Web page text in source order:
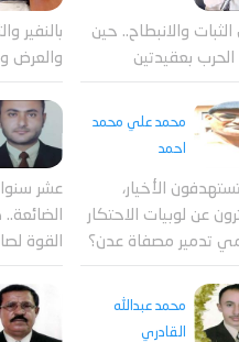
الثبات والانبطاح.. حين
بعقيدتين
بالنفير
والعرض
محمد علي محمد
احمد
الأخيار،
عن لوبيات الاحتكار
تدمير مصفاة عدن؟
عشر
القوة
محمد عبدالله
القادري